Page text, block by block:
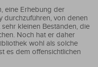
eine Erhebung der
durchzuführen, von denen
kleinen Beständen, die
Noch hat er daher
wohl als solche
es dem offensichtlichen